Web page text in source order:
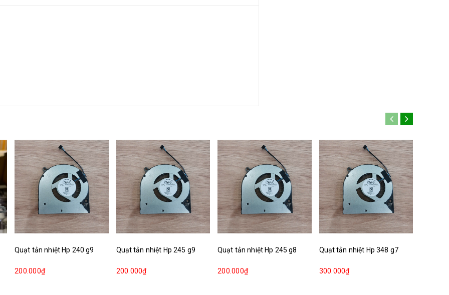
Quạt tản nhiệt Hp 240 g9
200.000₫
Quạt tản nhiệt Hp 245 g9
200.000₫
Quạt tản nhiệt Hp 245 g8
200.000₫
Quạt tản nhiệt Hp 348 g7
300.000₫